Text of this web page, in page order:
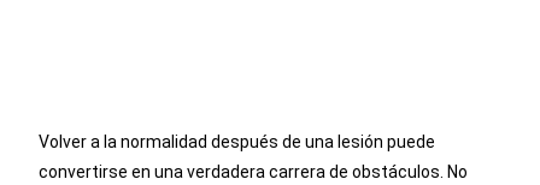
Volver a la normalidad después de una lesión puede
convertirse en una verdadera carrera de obstáculos. No